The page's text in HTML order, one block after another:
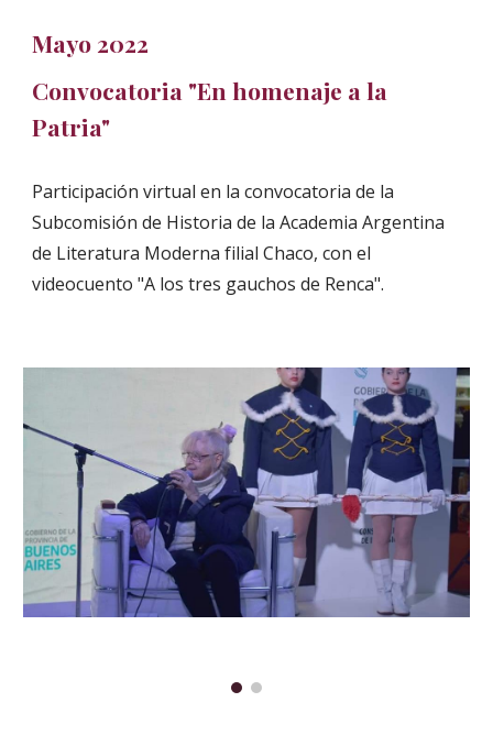
Mayo 2022
Convocatoria "En homenaje a la
Patria"
Participación virtual en la convocatoria de la
Subcomisión de Historia de la Academia Argentina
de Literatura Moderna filial Chaco, con el
videocuento "A los tres gauchos de Renca".